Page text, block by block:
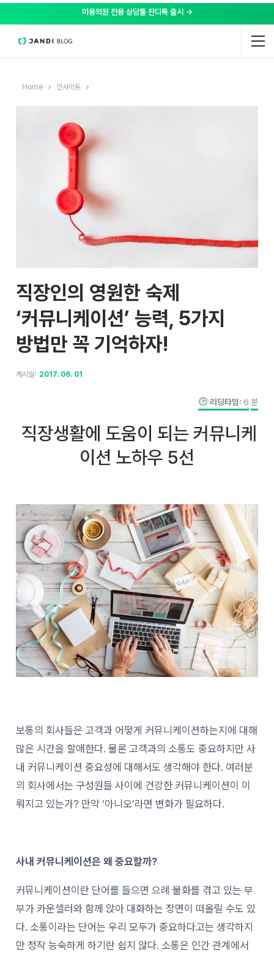
미용의원 전용 상담툴 잔디톡 출시 →
Home 인사이트
직장인의 영원한 숙제
‘커뮤니케이션’ 능력, 5가지
방법만 꼭 기억하자!
게시일: 2017. 06. 01
리딩타임: 6 분
직장생활에 도움이 되는 커뮤니케
이션 노하우 5선
보통의 회사들은 고객과 어떻게 커뮤니케이션하는지에 대해
많은 시간을 할애한다. 물론 고객과의 소통도 중요하지만 사
내 커뮤니케이션 중요성에 대해서도 생각해야 한다. 여러분
의 회사에서는 구성원들 사이에 건강한 커뮤니케이션이 이
뤄지고 있는가? 만약 ‘아니오’라면 변화가 필요하다.
사내 커뮤니케이션은 왜 중요할까?
커뮤니케이션이란 단어를 들으면 으례 불화를 겪고 있는 부
부가 카운셀러와 함께 앉아 대화하는 장면이 떠올릴 수도 있
다. 소통이라는 단어는 우리 모두가 중요하다고는 생각하지
만 정작 능숙하게 하기란 쉽지 않다. 소통은 인간 관계에서